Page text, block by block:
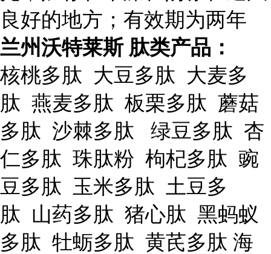
良好的地方；有效期为两年
兰州沃特莱斯 肽类产品：
核桃多肽 大豆多肽 大麦多
肽 燕麦多肽 板栗多肽 蘑菇
多肽 沙棘多肽 绿豆多肽 杏
仁多肽 珠肽粉 枸杞多肽 豌
豆多肽 玉米多肽 土豆多
肽 山药多肽 猪心肽 黑蚂蚁
多肽 牡蛎多肽 黄芪多肽 海